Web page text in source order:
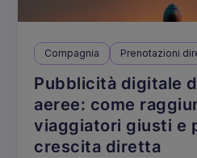
Compagnia Prenotazioni
Pubblicità digitale
aeree: come
viaggiatori giusti e
crescita diretta